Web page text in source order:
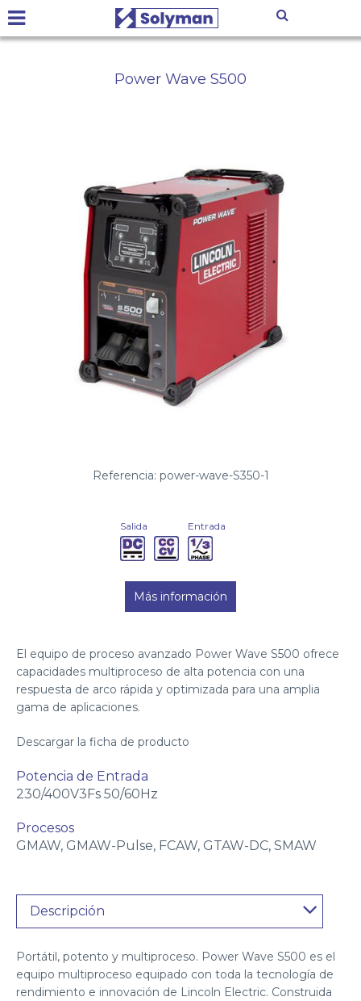
Power Wave S500
Referencia: power-wave-S350-1
Salida Entrada
El equipo de proceso avanzado Power Wave S500 ofrece
capacidades multiproceso de alta potencia con una
respuesta de arco rápida y optimizada para una amplia
gama de aplicaciones.
Descargar la ficha de producto
Potencia de Entrada
230/400V3Fs 50/60Hz
Procesos
GMAW, GMAW-Pulse, FCAW, GTAW-DC, SMAW
Más información
Descripción
Portátil, potento y multiproceso. Power Wave S500 es el
equipo multiproceso equipado con toda la tecnología de
rendimiento e innovación de Lincoln Electric. Construida